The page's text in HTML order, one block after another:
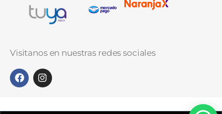
Visitanos en nuestras redes sociales